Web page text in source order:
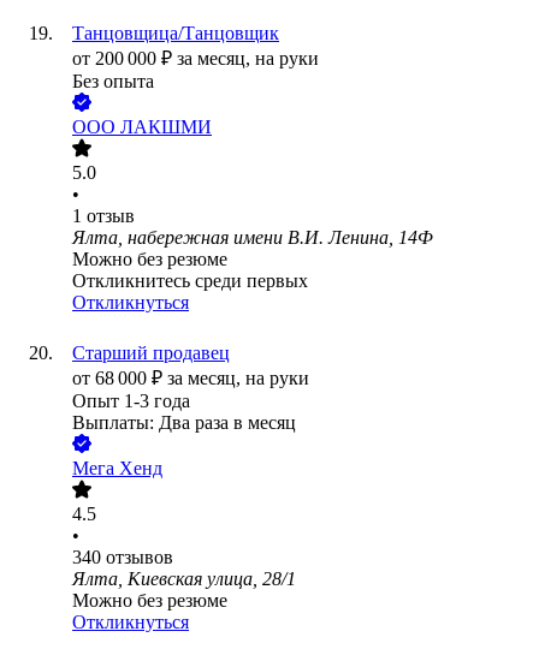
Танцовщица/Танцовщик
от 200 000 ₽ за месяц, на руки
Без опыта
ООО ЛАКШМИ
5.0
•
1 отзыв
Ялта, набережная имени В.И. Ленина, 14Ф
Можно без резюме
Откликнитесь среди первых
Откликнуться
Старший продавец
от 68 000 ₽ за месяц, на руки
Опыт 1-3 года
Выплаты: Два раза в месяц
Мега Хенд
4.5
•
340 отзывов
Ялта, Киевская улица, 28/1
Можно без резюме
Откликнуться